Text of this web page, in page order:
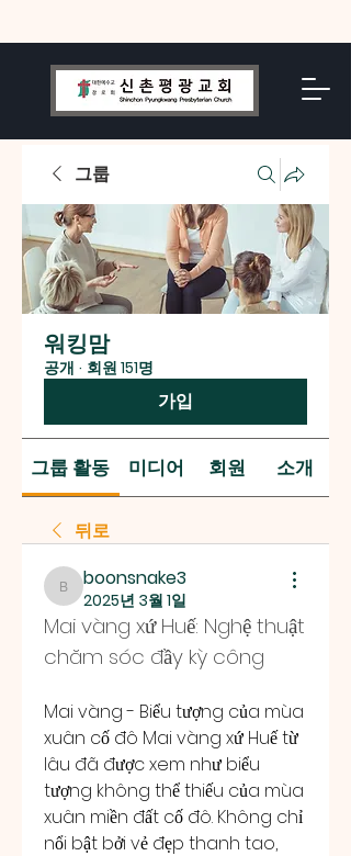
그룹
워킹맘
공개 · 회원 151명
가입
그룹 활동 미디어 회원 소개
뒤로
boonsnake3
boonsnake3
2025년 3월 1일
Mai vàng xứ Huế: Nghệ thuật
chăm sóc đầy kỳ công
Mai vàng - Biểu tượng của mùa
xuân cố đô Mai vàng xứ Huế từ
lâu đã được xem như biểu
tượng không thể thiếu của mùa
xuân miền đất cố đô. Không chỉ